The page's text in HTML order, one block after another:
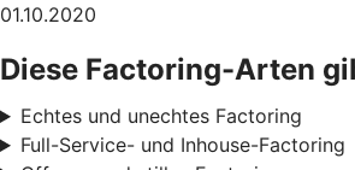
01.10.2020
Diese Factoring-Arten
Echtes und unechtes Factoring
Full-Service- und Inhouse-Factoring